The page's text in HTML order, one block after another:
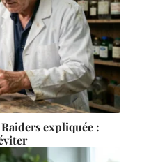
expliquée :